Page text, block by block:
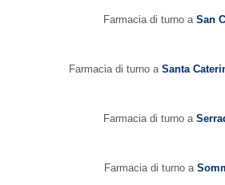
Farmacia di turno a San
Farmacia di turno a Santa
Farmacia di turno a
Farmacia di turno a